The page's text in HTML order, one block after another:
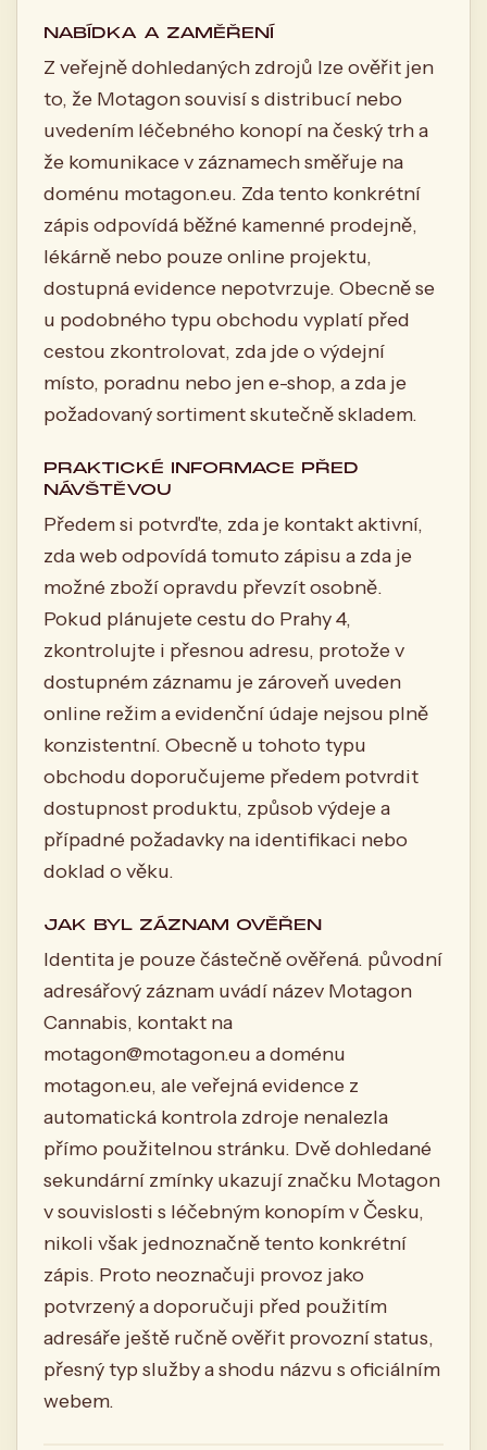
NABÍDKA A ZAMĚŘENÍ
Z veřejně dohledaných zdrojů lze ověřit jen
to, že Motagon souvisí s distribucí nebo
uvedením léčebného konopí na český trh a
že komunikace v záznamech směřuje na
doménu motagon.eu. Zda tento konkrétní
zápis odpovídá běžné kamenné prodejně,
lékárně nebo pouze online projektu,
dostupná evidence nepotvrzuje. Obecně se
u podobného typu obchodu vyplatí před
cestou zkontrolovat, zda jde o výdejní
místo, poradnu nebo jen e-shop, a zda je
požadovaný sortiment skutečně skladem.
PRAKTICKÉ INFORMACE PŘED
NÁVŠTĚVOU
Předem si potvrďte, zda je kontakt aktivní,
zda web odpovídá tomuto zápisu a zda je
možné zboží opravdu převzít osobně.
Pokud plánujete cestu do Prahy 4,
zkontrolujte i přesnou adresu, protože v
dostupném záznamu je zároveň uveden
online režim a evidenční údaje nejsou plně
konzistentní. Obecně u tohoto typu
obchodu doporučujeme předem potvrdit
dostupnost produktu, způsob výdeje a
případné požadavky na identifikaci nebo
doklad o věku.
JAK BYL ZÁZNAM OVĚŘEN
Identita je pouze částečně ověřená. původní
adresářový záznam uvádí název Motagon
Cannabis, kontakt na
motagon@motagon.eu a doménu
motagon.eu, ale veřejná evidence z
automatická kontrola zdroje nenalezla
přímo použitelnou stránku. Dvě dohledané
sekundární zmínky ukazují značku Motagon
v souvislosti s léčebným konopím v Česku,
nikoli však jednoznačně tento konkrétní
zápis. Proto neoznačuji provoz jako
potvrzený a doporučuji před použitím
adresáře ještě ručně ověřit provozní status,
přesný typ služby a shodu názvu s oficiálním
webem.